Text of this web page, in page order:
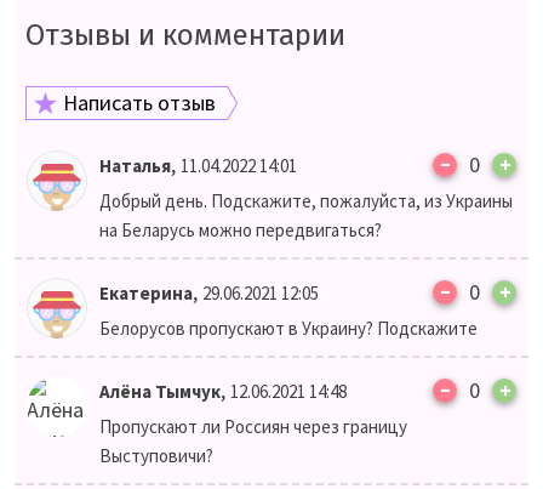
Отзывы и комментарии
Написать отзыв
Наталья, 11.04.2022 14:01 – 0 +
Добрый день. Подскажите, пожалуйста, из Украины
на Беларусь можно передвигаться?
Екатерина, 29.06.2021 12:05 – 0 +
Белорусов пропускают в Украину? Подскажите
Алёна Тымчук, 12.06.2021 14:48 – 0 +
Пропускают ли Россиян через границу
Выступовичи?